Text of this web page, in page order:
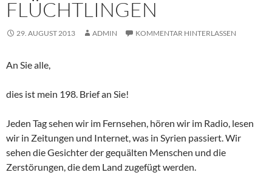
FLÜCHTLINGEN
29. AUGUST 2013 ADMIN KOMMENTAR HINTERLASSEN
An Sie alle,
dies ist mein 198. Brief an Sie!
Jeden Tag sehen wir im Fernsehen, hören wir im Radio, lesen
wir in Zeitungen und Internet, was in Syrien passiert. Wir
sehen die Gesichter der gequälten Menschen und die
Zerstörungen, die dem Land zugefügt werden.